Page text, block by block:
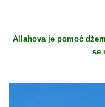
Allahova je pomoć
se